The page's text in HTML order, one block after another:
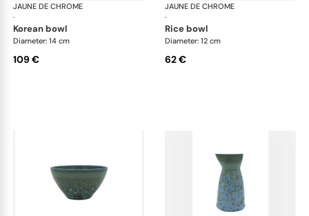
JAUNE DE CHROME
·
Nymphéa
korean bowl
Diameter: 14 cm
109 €
JAUNE DE CHROME
·
rice bowl
Diameter: 12 cm
62 €